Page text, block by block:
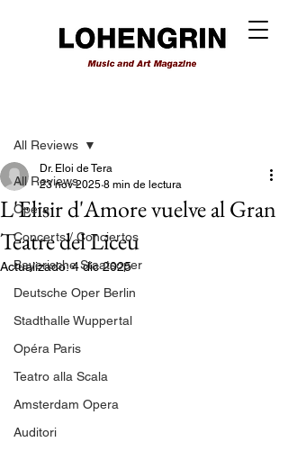
All Reviews
Opera
Concerts / Conciertos
Bayerische Staatsoper
Deutsche Oper Berlin
Stadthalle Wuppertal
Opéra Paris
Teatro alla Scala
Amsterdam Opera
Auditori
All Reviews
L'Elisir d'Amore vuelve al Gran
Teatre del Liceu
Dr. Eloi de Tera
23 nov 2025 8 min de lectura
Actualizado:4 dic 2025